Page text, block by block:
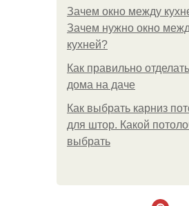
Зачем окно между
Зачем нужно окно
кухней?
Как правильно
дома на даче
Как выбрать карниз
для штор. Какой
выбрать